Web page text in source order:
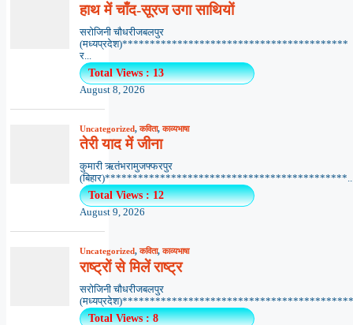
हाथ में चाँद-सूरज उगा साथियों
सरोजिनी चौधरीजबलपुर
(मध्यप्रदेश)*****************************************
र...
Total Views : 13
August 8, 2026
Uncategorized,कविता,काव्यभाषा
तेरी याद में जीना
कुमारी ऋतंभरामुजफ्फरपुर
Total Views : 12
August 9, 2026
Uncategorized,कविता,काव्यभाषा
राष्ट्रों से मिलें राष्ट्र
सरोजिनी चौधरीजबलपुर
Total Views : 8